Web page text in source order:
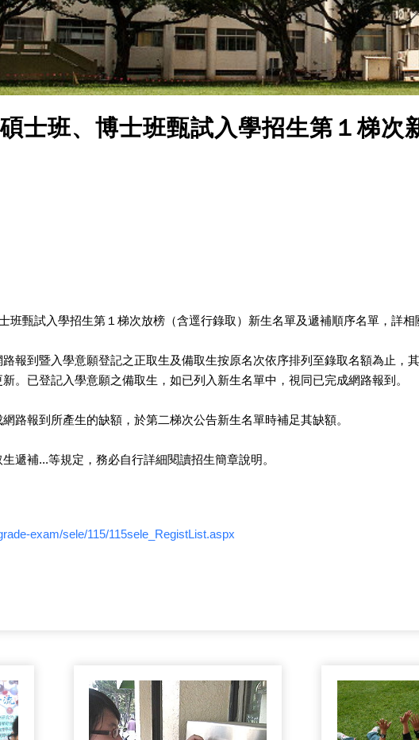
士班、博士班甄試入學招生第１梯次
班甄試入學招生第１梯次放榜（含逕行錄取）新生名單及遞補順序名單，詳相
路報到暨入學意願登記之正取生及備取生按原名次依序排列至錄取名額為止
。已登記入學意願之備取生，如已列入新生名單中，視同已完成網路報到。
路報到所產生的缺額，於第二梯次公告新生名單時補足其缺額。
遞補...等規定，務必自行詳細閱讀招生簡章說明。
exam/sele/115/115sele_RegistList.aspx